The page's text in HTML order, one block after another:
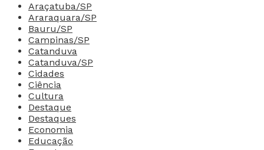
Araçatuba/SP
Araraquara/SP
Bauru/SP
Campinas/SP
Catanduva
Catanduva/SP
Cidades
Ciência
Cultura
Destaque
Destaques
Economia
Educação